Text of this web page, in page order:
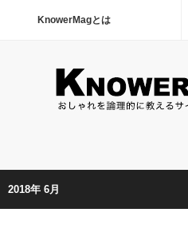
KnowerMagとは
2018年 6月